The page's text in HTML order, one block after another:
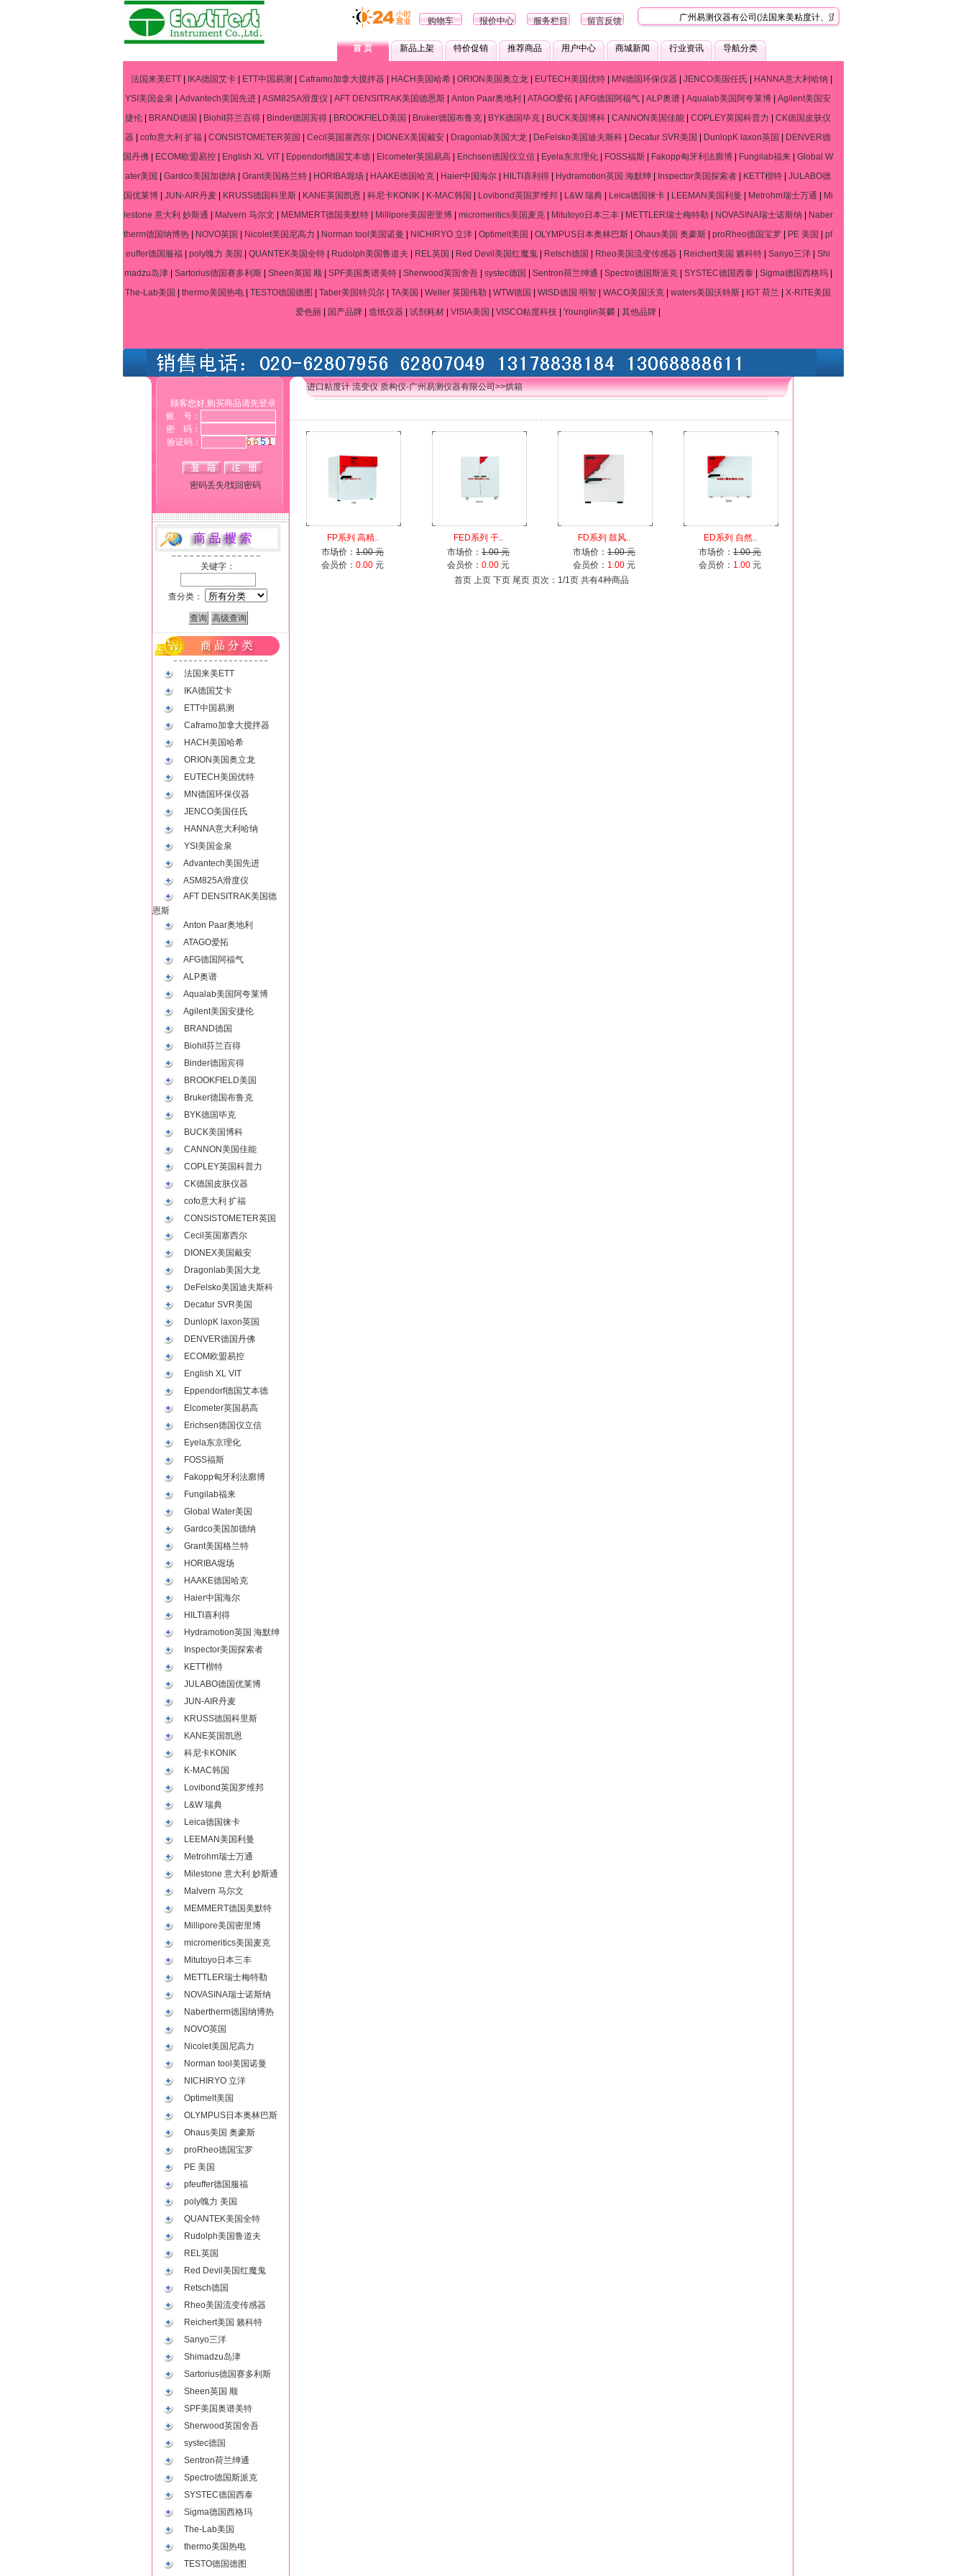
广州易测仪器有公司(法国来美粘度计、流变仪、质构仪技术服务中心)，是一
购物车 报价中心 服务栏目 留言反馈
首 页 新品上架 特价促销 推荐商品 用户中心 商城新闻 行业资讯 导航分类
法国来美ETT| IKA德国艾卡| ETT中国易测 Caframo加拿大搅拌器| HACH美国哈希| ORION美国奥立龙| EUTECH美国优特| MN德国环保仪器| JENCO美国任氏 HANNA意大利哈纳
YSI美国金泉
Advantech美国先进 ASM825A滑度仪 AFT DENSITRAK美国德恩斯 Anton Paar奥地利 ATAGO爱拓 AFG德国阿福气 ALP奥谱 Aqualab美国阿夸莱博
Agilent美国安
捷伦
BRAND德国 Biohit芬兰百得 Binder德国宾得 BROOKFIELD美国 Bruker德国布鲁克 BYK德国毕克 BUCK美国博科 CANNON美国佳能 COPLEY英国科普力
CK德国皮肤仪
器
cofo意大利 扩福 CONSISTOMETER英国 Cecil英国塞西尔 DIONEX美国戴安 Dragonlab美国大龙 DeFelsko美国迪夫斯科 Decatur SVR美国 DunlopK laxon英国
DENVER德
国丹佛
ECOM欧盟易控 English XL VIT Eppendorf德国艾本德 Elcometer英国易高 Erichsen德国仪立信 Eyela东京理化 FOSS福斯 Fakopp匈牙利法廓博 Fungilab福来
Global W
ater美国
Gardco美国加德纳 Grant美国格兰特 HORIBA堀场 HAAKE德国哈克 Haier中国海尔 HILTI喜利得 Hydramotion英国 海默绅 Inspector美国探索者 KETT楷特
JULABO德
国优莱博| JUN-AIR丹麦| KRUSS德国科里斯| KANE英国凯恩 科尼卡KONIK| K-MAC韩国 Lovibond英国罗维邦| L&W 瑞典| Leica德国徕卡| LEEMAN美国利曼 Metrohm瑞士万通
Mi
lestone 意大利 妙斯通
Malvern 马尔文 MEMMERT德国美默特| Millipore美国密里博| micromeritics美国麦克| Mitutoyo日本三丰| METTLER瑞士梅特勒 NOVASINA瑞士诺斯纳
Naber
therm德国纳博热
NOVO英国 Nicolet美国尼高力 Norman tool美国诺曼 NICHIRYO 立洋 Optimelt美国 OLYMPUS日本奥林巴斯 Ohaus美国 奥豪斯 proRheo德国宝罗 PE 美国
pf
euffer德国服福
poly魄力 美国 QUANTEK美国全特 Rudolph美国鲁道夫 REL英国 Red Devil美国红魔鬼 Retsch德国 Rheo美国流变传感器 Reichert美国 籁科特 Sanyo三洋
Shi
madzu岛津| Sartorius德国赛多利斯| Sheen英国 顺| SPF美国奥谱美特| Sherwood英国舍吾| systec德国 Sentron荷兰绅通 Spectro德国斯派克| SYSTEC德国西泰| Sigma德国西格玛|
The-Lab美国
thermo美国热电 TESTO德国德图 Taber美国特贝尔 TA美国 Weller 英国伟勒 WTW德国 WISD德国 明智 WACO美国沃克 waters美国沃特斯 IGT 荷兰
X-RITE美国
爱色丽
国产品牌 造纸仪器 试剂耗材 VISIA美国 VISCO粘度科技 Younglin英麟 其他品牌
顾客您好,购买商品请先登录
账 号：
密 码：
验证码：
密码丢失/找回密码
关键字：
查分类：
法国来美ETT
IKA德国艾卡
ETT中国易测
Caframo加拿大搅拌器
HACH美国哈希
ORION美国奥立龙
EUTECH美国优特
MN德国环保仪器
JENCO美国任氏
HANNA意大利哈纳
YSI美国金泉
Advantech美国先进
ASM825A滑度仪
AFT DENSITRAK美国德
恩斯
Anton Paar奥地利
ATAGO爱拓
AFG德国阿福气
ALP奥谱
Aqualab美国阿夸莱博
Agilent美国安捷伦
BRAND德国
Biohit芬兰百得
Binder德国宾得
BROOKFIELD美国
Bruker德国布鲁克
BYK德国毕克
BUCK美国博科
CANNON美国佳能
COPLEY英国科普力
CK德国皮肤仪器
cofo意大利 扩福
CONSISTOMETER英国
Cecil英国塞西尔
DIONEX美国戴安
Dragonlab美国大龙
DeFelsko美国迪夫斯科
Decatur SVR美国
DunlopK laxon英国
DENVER德国丹佛
ECOM欧盟易控
English XL VIT
Eppendorf德国艾本德
Elcometer英国易高
Erichsen德国仪立信
Eyela东京理化
FOSS福斯
Fakopp匈牙利法廓博
Fungilab福来
Global Water美国
Gardco美国加德纳
Grant美国格兰特
HORIBA堀场
HAAKE德国哈克
Haier中国海尔
HILTI喜利得
Hydramotion英国 海默绅
Inspector美国探索者
KETT楷特
JULABO德国优莱博
JUN-AIR丹麦
KRUSS德国科里斯
KANE英国凯恩
科尼卡KONIK
K-MAC韩国
Lovibond英国罗维邦
L&W 瑞典
Leica德国徕卡
LEEMAN美国利曼
Metrohm瑞士万通
Milestone 意大利 妙斯通
Malvern 马尔文
MEMMERT德国美默特
Millipore美国密里博
micromeritics美国麦克
Mitutoyo日本三丰
METTLER瑞士梅特勒
NOVASINA瑞士诺斯纳
Nabertherm德国纳博热
NOVO英国
Nicolet美国尼高力
Norman tool美国诺曼
NICHIRYO 立洋
Optimelt美国
OLYMPUS日本奥林巴斯
Ohaus美国 奥豪斯
proRheo德国宝罗
PE 美国
pfeuffer德国服福
poly魄力 美国
QUANTEK美国全特
Rudolph美国鲁道夫
REL英国
Red Devil美国红魔鬼
Retsch德国
Rheo美国流变传感器
Reichert美国 籁科特
Sanyo三洋
Shimadzu岛津
Sartorius德国赛多利斯
Sheen英国 顺
SPF美国奥谱美特
Sherwood英国舍吾
systec德国
Sentron荷兰绅通
Spectro德国斯派克
SYSTEC德国西泰
Sigma德国西格玛
The-Lab美国
thermo美国热电
TESTO德国德图
进口粘度计 流变仪 质构仪-广州易测仪器有限公司>>烘箱
FP系列 高精..
市场价： 1.00 元
会员价： 0.00 元
FED系列 干..
市场价： 1.00 元
会员价： 0.00 元
FD系列 鼓风..
市场价： 1.00 元
会员价： 1.00 元
ED系列 自然..
市场价： 1.00 元
会员价： 1.00 元
首页 上页 下页 尾页 页次：1/1页 共有4种商品